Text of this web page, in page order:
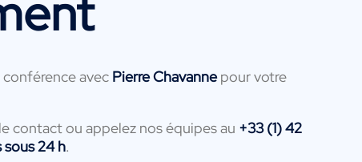
avec Pierre Chavannepour votre
contact ou appelez nos équipes au +33 (1) 42
sous 24 h.